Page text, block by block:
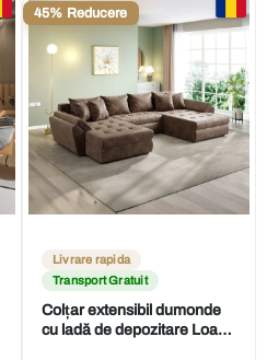
45% Reducere
Livrare rapida
Transport Gratuit
Colțar extensibil dumonde
cu ladă de depozitare Loana